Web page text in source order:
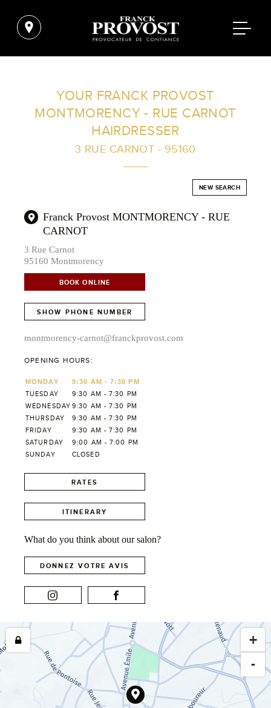
FILTER
YOUR FRANCK PROVOST
MONTMORENCY - RUE CARNOT
HAIRDRESSER
3 RUE CARNOT - 95160
NEW SEARCH
Franck Provost MONTMORENCY - RUE
CARNOT
3 Rue Carnot
95160 Montmorency
BOOK ONLINE
SHOW PHONE NUMBER
montmorency-carnot@franckprovost.com
OPENING HOURS:
MONDAY
9:30 AM - 7:30 PM
TUESDAY
9:30 AM - 7:30 PM
WEDNESDAY 9:30 AM - 7:30 PM
THURSDAY
9:30 AM - 7:30 PM
FRIDAY
9:30 AM - 7:30 PM
SATURDAY
9:00 AM - 7:00 PM
SUNDAY
CLOSED
RATES
ITINERARY
What do you think about our salon?
DONNEZ VOTRE AVIS
+
-